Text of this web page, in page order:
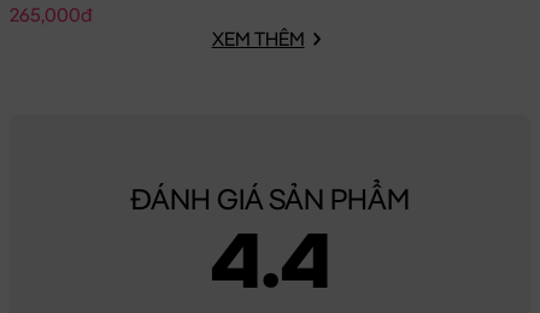
265,000đ
XEM THÊM
ĐÁNH GIÁ SẢN PHẨM
4.4